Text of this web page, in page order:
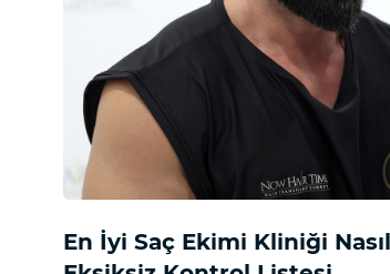
En İyi Saç Ekimi Kliniği